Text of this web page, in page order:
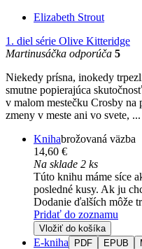
Elizabeth Strout
1. diel série Olive Kitteridge
Martinusáčka odporúča 5
Niekedy prísna, inokedy
smutne popierajúca
v malom mestečku Crosby na
zmeny v meste ani vo svete, ...
Knihabrožovaná väzba
14,60 €
Na sklade 2 ks
Túto knihu máme síce
posledné kusy. Ak ju
Dodanie ďalších môže
Pridať do zoznamu
Vložiť do košíka
E-kniha PDF EPUB